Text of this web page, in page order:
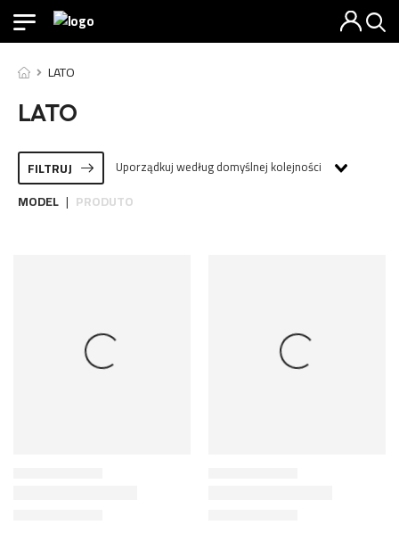
LATO
LATO
FILTRUJ Uporządkuj według domyślnej kolejności
MODEL | PRODUTO